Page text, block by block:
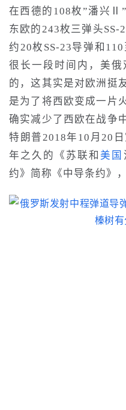
在西德的108枚”潘兴
东欧的243枚三弹头SS-
约20枚SS-23导弹和
很长一段时间内，美
的，这其实是对欧洲挺
是为了将西欧变成一片
确实减少了西欧在战争
特朗普2018年10月20
年之久的《苏联和 美国
约》简称《中导条约》